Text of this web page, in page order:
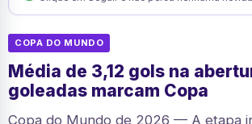
COPA DO MUNDO
Média de 3,12 gols na
goleadas marcam Copa
Copa do Mundo de 2026 — A etapa